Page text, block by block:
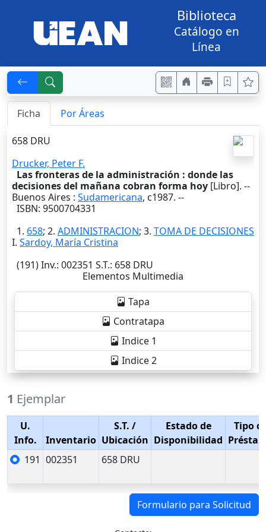
Biblioteca
Catálogo en
Línea
Ficha Por Áreas
658 DRU
Drucker, Peter F.
Las fronteras de la administración : donde las
decisiones del mañana cobran forma hoy [Libro]. --
Buenos Aires : Sudamericana, c1987. --
ISBN: 9500704331
1. 658; 2. ADMINISTRACION; 3. TOMA DE DECISIONES
I. Sardoy, María Cristina
(191)Inv.: 002351 S.T.: 658 DRU
Elementos Multimedia
Tapa
Contratapa
Indice 1
Indice 2
1 Ejemplar
U.
Info.
Inventario
S.T. /
Ubicación
Estado de
Disponibilidad
Tipo
191 002351 658 DRU
Formulario para Solicitud